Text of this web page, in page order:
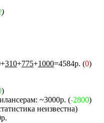
)
310+775+1000=4584р. (0)
)
~3000р. (-2800)
неизвестна)